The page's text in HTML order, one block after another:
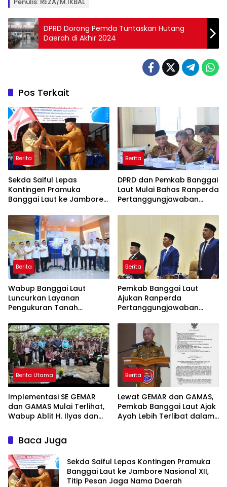
DPRD Dorong Pemda Tuntaskan Hutang
Daerah di Akhir 2024
Pos Terkait
Berita
Sekda Saiful Lepas
Kontingen Pramuka
Banggai Laut ke Jambore
Jaga Nama Daerah
Berita
DPRD dan Pemkab Banggai
Laut Mulai Bahas Ranperda
Pertanggungjawaban
Berita
Wabup Banggai Laut
Luncurkan Layanan
Pengukuran Tanah
Akses dan Tingkatkan
Kepastian Hukum
Berita
Pemkab Banggai Laut
Ajukan Ranperda
Pertanggungjawaban
Pendapatan Tembus 97,02
Berita Utama
Implementasi SE GEMAR
dan GAMAS Mulai Terlihat,
Wabup Ablit H. Ilyas dan
Kompak Ambil Rapor Anak
Berita
Lewat GEMAR dan GAMAS,
Pemkab Banggai Laut Ajak
Ayah Lebih Terlibat dalam
Baca Juga
Sekda Saiful Lepas Kontingen Pramuka
Banggai Laut ke Jambore Nasional XII,
Titip Pesan Jaga Nama Daerah